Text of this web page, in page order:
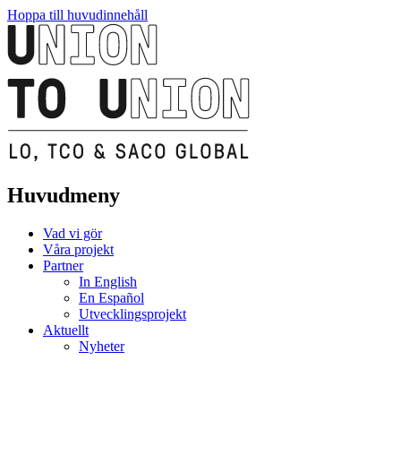
Hoppa till huvudinnehåll
Huvudmeny
Vad vi gör
Våra projekt
Partner
In English
En Español
Utvecklingsprojekt
Aktuellt
Nyheter